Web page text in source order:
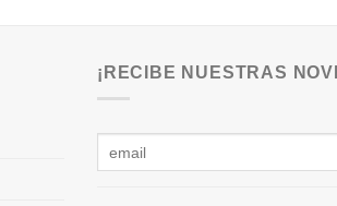
¡RECIBE NUESTRAS